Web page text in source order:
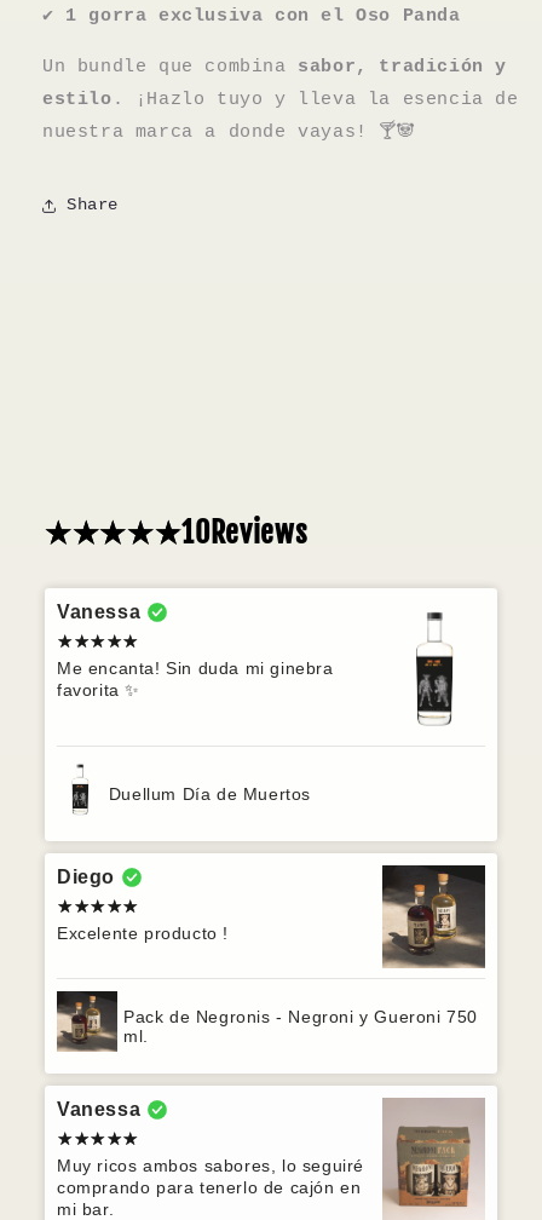
✔ 1 gorra exclusiva con el Oso Panda
Un bundle que combina sabor, tradición y
estilo . ¡Hazlo tuyo y lleva la esencia de
nuestra marca a donde vayas! 🍸🐼
Share
10Reviews
Vanessa
Me encanta! Sin duda mi ginebra
favorita ✨
Duellum Día de Muertos
Diego
Excelente producto !
Pack de Negronis - Negroni y Gueroni 750
ml.
Vanessa
Muy ricos ambos sabores, lo seguiré
comprando para tenerlo de cajón en
mi bar.